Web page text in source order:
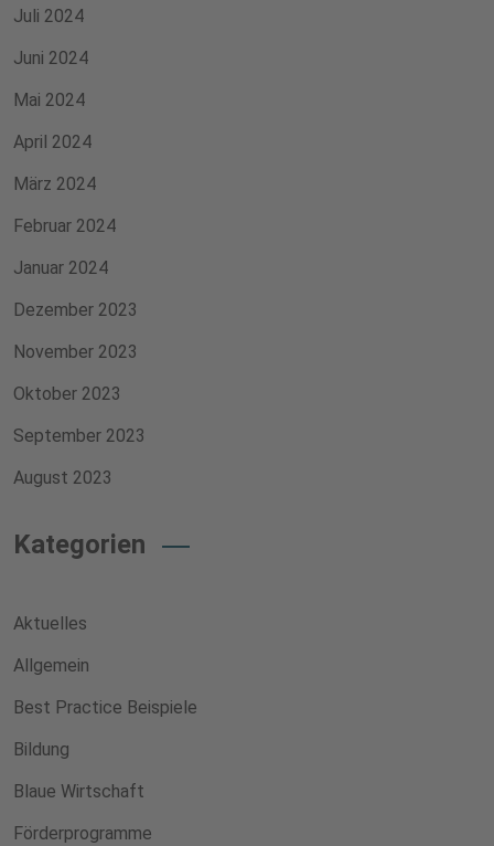
Juli 2024
Juni 2024
Mai 2024
April 2024
März 2024
Februar 2024
Januar 2024
Dezember 2023
November 2023
Oktober 2023
September 2023
August 2023
Kategorien
Aktuelles
Allgemein
Best Practice Beispiele
Bildung
Blaue Wirtschaft
Förderprogramme